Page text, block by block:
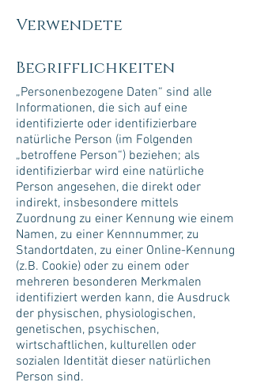
Verwendete
Begrifflichkeiten
„Personenbezogene Daten“ sind alle
Informationen, die sich auf eine
identifizierte oder identifizierbare
natürliche Person (im Folgenden
„betroffene Person“) beziehen; als
identifizierbar wird eine natürliche
Person angesehen, die direkt oder
indirekt, insbesondere mittels
Zuordnung zu einer Kennung wie einem
Namen, zu einer Kennnummer, zu
Standortdaten, zu einer Online-Kennung
(z.B. Cookie) oder zu einem oder
mehreren besonderen Merkmalen
identifiziert werden kann, die Ausdruck
der physischen, physiologischen,
genetischen, psychischen,
wirtschaftlichen, kulturellen oder
sozialen Identität dieser natürlichen
Person sind.